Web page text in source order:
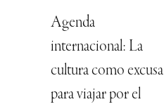
Agenda
internacional: La
cultura como excusa
para viajar por el